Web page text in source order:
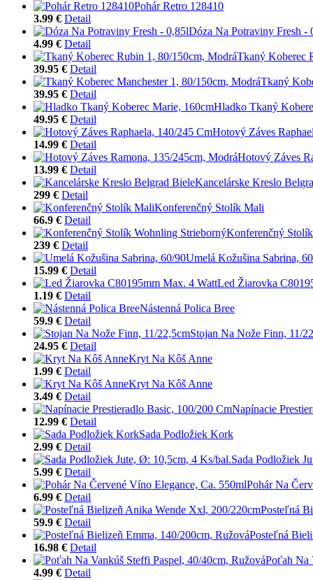
Pohár Retro 128410
3.99 € Detail
Dóza Na Potraviny Fresh -
4.99 € Detail
Tkaný Koberec
39.95 € Detail
Tkaný
39.95 € Detail
Hladko Tkaný
49.95 € Detail
Hotový Záves
14.99 € Detail
Hotový Záves
13.99 € Detail
Kancelárske Kreslo
299 € Detail
Konferenčný Stolík Mali
66.9 € Detail
Konferenčný
239 € Detail
Umelá Kožušina Sabrina,
15.99 € Detail
Led Žiarovka
1.19 € Detail
Nástenná Polica Bree
59.9 € Detail
Stojan Na Nože Finn, 11/
24.95 € Detail
Kryt Na Kôš Anne
1.99 € Detail
Kryt Na Kôš Anne
3.49 € Detail
Napínacie
12.99 € Detail
Sada Podložiek Kork
2.99 € Detail
Sada Podložiek
5.99 € Detail
Pohár Na
6.99 € Detail
Posteľná
59.9 € Detail
Posteľná
16.98 € Detail
Poťah Na
4.99 € Detail